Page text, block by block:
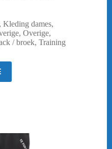
, Kleding dames,
, Overige,
/ broek, Training